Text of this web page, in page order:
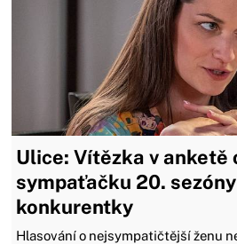
Ulice: Vítězka v anketě
sympaťačku 20.
konkurentky
Hlasování o nejsympatičtější ženu